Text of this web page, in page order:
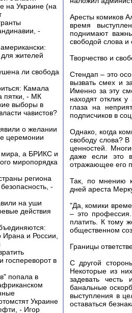
на Украине (на
-
жителей
ли свобода
Камала
пятки, - МК
выборы в
чавистов?
о желании
церемонии
мира, а БРИКС и
миропорядка
региона
-
на уши
действия
Ирана и России,
госпереворот в
попала в
Украине
- Игор
Аресты комиков
время
поднимают
свободой слова и
Творчество и
Стендап – это
вызвать смех и
Именно за эту
находят отклик
глаза на
подписчиков в
Однако, когда
свободу слова?
ценностей.
даже если это
отражающее его
Так, по мнению
дней ареста
"Да, комики
– это
платить. К тому
общественном
Границы
С другой
Некоторые из
задевать
банальные
выступления в
оставаться